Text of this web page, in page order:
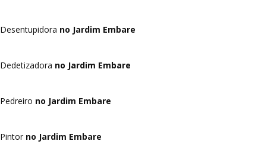
Desentupidora no Jardim Embare
Dedetizadora no Jardim Embare
Pedreiro no Jardim Embare
Pintor no Jardim Embare